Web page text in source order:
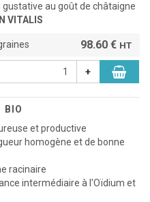
au goût de châtaigne
VITALIS
98.60 € HT
+
BIO
et productive
homogène et de bonne
racinaire
intermédiaire à l'Oïdium et